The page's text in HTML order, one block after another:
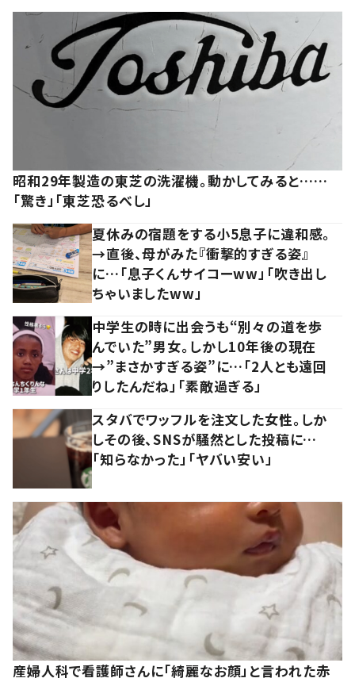
昭和29年製造の東芝の洗濯機。動かしてみると……
「驚き」「東芝恐るべし」
夏休みの宿題をする小5息子に違和感。
→直後、母がみた『衝撃的すぎる姿』
に…「息子くんサイコーww」「吹き出し
ちゃいましたww」
中学生の時に出会うも“別々の道を歩
んでいた”男女。しかし10年後の現在
→”まさかすぎる姿”に…「2人とも遠回
りしたんだね」「素敵過ぎる」
スタバでワッフルを注文した女性。しか
しその後、SNSが騒然とした投稿に…
「知らなかった」「ヤバい安い」
産婦人科で看護師さんに「綺麗なお顔」と言われた赤